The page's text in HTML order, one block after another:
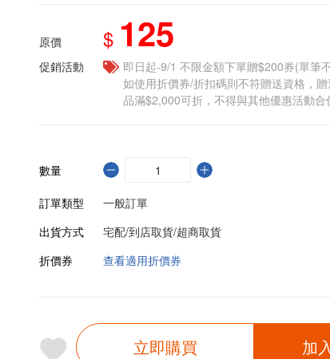
原價 $ 125
促銷活動
即日起-9/1 不限金額下單贈$200券(單筆
如使用折價券/折扣碼則不符贈送資格，
品滿$2,000可折，不得與其他優惠活動合
數量
訂單類型
一般訂單
出貨方式
宅配/到店取貨/超商取貨
折價券
查看適用折價券
立即購買 加